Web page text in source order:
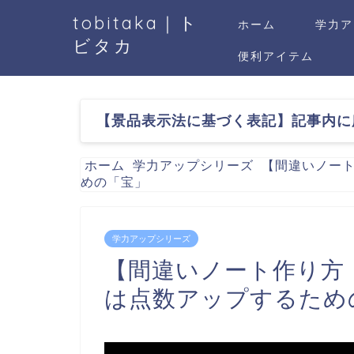
tobitaka｜ト
ビタカ
ホーム 学力
便利アイテム
【景品表示法に基づく表記】記事内
ホーム 学力アップシリーズ
【間違いノー
めの「宝」
学力アップシリーズ
【間違いノート作り
は点数アップするため